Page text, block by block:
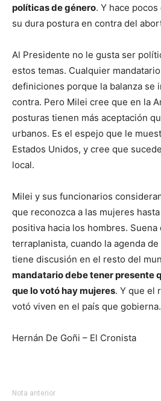
políticas de género. Y hace
su dura postura en contra del
Al Presidente no le gusta ser
estos temas. Cualquier
definiciones porque la balanza se
contra. Pero Milei cree que en la
posturas tienen más aceptación
urbanos. Es el espejo que le
Estados Unidos, y cree que
local.
Milei y sus funcionarios
que reconozca a las mujeres
positiva hacia los hombres. Suena
terraplanista, cuando la agenda
tiene discusión en el resto del
mandatario debe tener presente
que lo votó hay mujeres. Y que el
votó viven en el país que gobierna.
Hernán De Goñi – El Cronista
Nota anterior